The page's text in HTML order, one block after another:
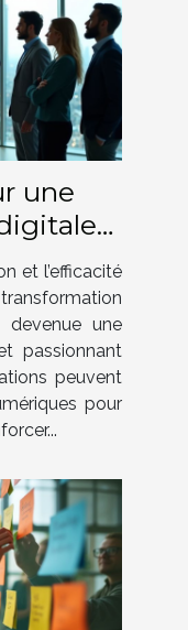
une
et l’efficacité
une
passionnant
peuvent
pour